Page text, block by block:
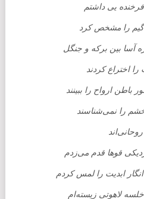
یی داشتم
را مشخص کرد
باطن ارواح را ببینند
قوها قدم می‌زدم
خلسه لاهوتی زیسته‌ام